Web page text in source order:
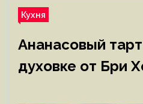
Кухня
Ананасовый
духовке от Бри